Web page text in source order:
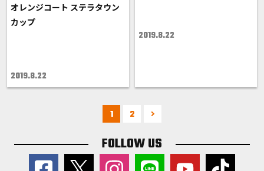
オレンジコート ステラタウン
カップ
2019.8.22
2019.8.22
1 2
FOLLOW US